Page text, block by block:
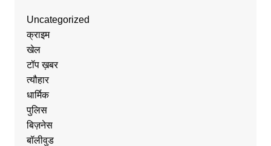
Uncategorized
क्राइम
खेल
टॉप ख़बर
त्यौहार
धार्मिक
पुलिस
बिज़नेस
बॉलीवुड